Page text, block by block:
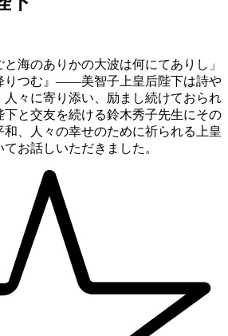
と海のありかの大波は何にてありし」
りつむ』——美智子上皇后陛下は詩や
々に寄り添い、励まし続けておられ
下と交友を続ける鈴木秀子先生にその
、人々の幸せのために祈られる上皇
お話しいただきました。